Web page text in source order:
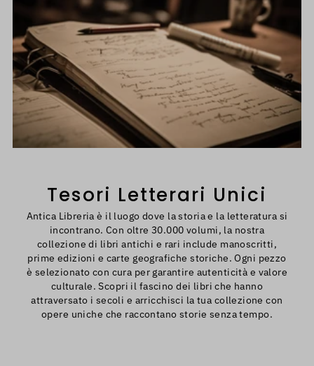
Tesori Letterari Unici
Antica Libreria è il luogo dove la storia e la letteratura si
incontrano. Con oltre 30.000 volumi, la nostra
collezione di libri antichi e rari include manoscritti,
prime edizioni e carte geografiche storiche. Ogni pezzo
è selezionato con cura per garantire autenticità e valore
culturale. Scopri il fascino dei libri che hanno
attraversato i secoli e arricchisci la tua collezione con
opere uniche che raccontano storie senza tempo.